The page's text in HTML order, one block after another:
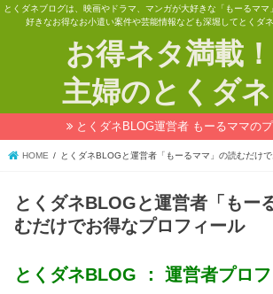
とくダネブログは、映画やドラマ、マンガが大好きな「もーるマ
好きなお得なお小遣い案件や芸能情報なども深堀してとくダ
お得ネタ満載
主婦のとくダネ
とくダネBLOG運営者 もーるママの
HOME とくダネBLOGと運営者「もーるママ」の読むだけ
とくダネBLOGと運営者「もー
むだけでお得なプロフィール
とくダネBLOG ： 運営者プロ